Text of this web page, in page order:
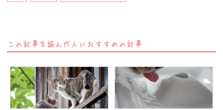
この記事を読んだ人におすすめの記事